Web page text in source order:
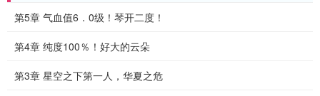
第5章 气血值6．0级！琴开二度！
第4章 纯度100％！好大的云朵
第3章 星空之下第一人，华夏之危